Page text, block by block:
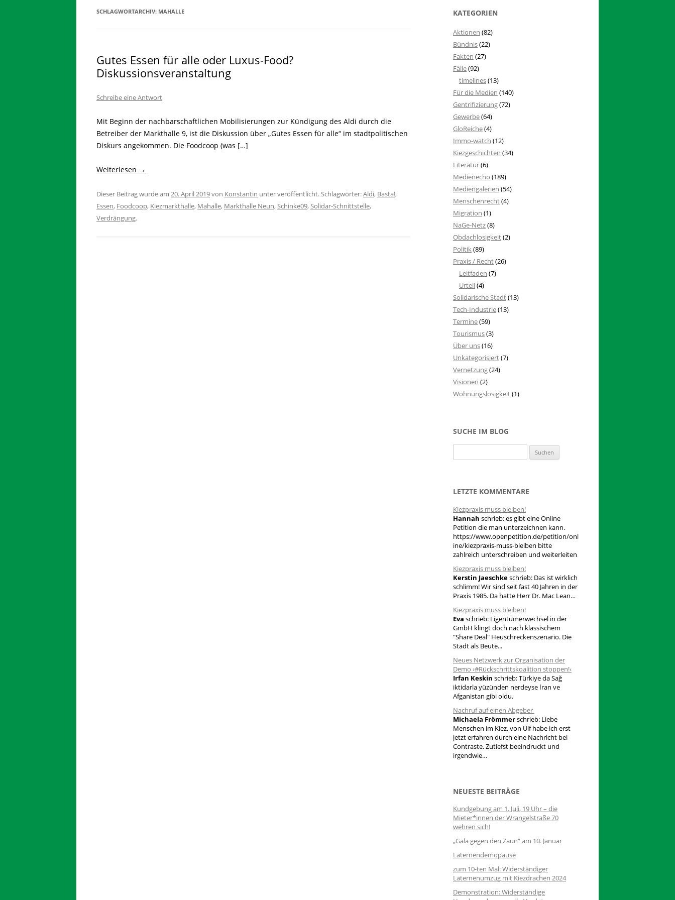
SCHLAGWORTARCHIV: MAHALLE
Gutes Essen für alle oder Luxus-Food?
Diskussionsveranstaltung
Schreibe eine Antwort
Mit Beginn der nachbarschaftlichen Mobilisierungen zur Kündigung des Aldi durch die
Betreiber der Markthalle 9, ist die Diskussion über „Gutes Essen für alle“ im stadtpolitischen
Diskurs angekommen. Die Foodcoop (was […]
Weiterlesen →
Dieser Beitrag wurde am 20. April 2019von Konstantin unter veröffentlicht. Schlagwörter:Aldi, Basta!,
Essen, Foodcoop, Kiezmarkthalle, Mahalle, Markthalle Neun,Schinke09,Solidar-Schnittstelle,
Verdrängung.
KATEGORIEN
Aktionen (82)
Bündnis(22)
Fakten (27)
Fälle(92)
timelines(13)
Für die Medien (140)
Gentrifizierung(72)
Gewerbe(64)
GloReiche(4)
Immo-watch (12)
Kiezgeschichten (34)
Literatur(6)
Medienecho (189)
Mediengalerien (54)
Menschenrecht(4)
Migration (1)
NaGe-Netz(8)
Obdachlosigkeit(2)
Politik(89)
Praxis / Recht(26)
Leitfaden (7)
Urteil(4)
Solidarische Stadt(13)
Tech-Industrie(13)
Termine(59)
Tourismus(3)
Über uns(16)
Unkategorisiert(7)
Vernetzung(24)
Visionen (2)
Wohnungslosigkeit(1)
SUCHE IM BLOG
u
n
n
a
c
h
:
LETZTE KOMMENTARE
Kiezpraxis muss bleiben!
Hannah schrieb:es gibt eine Online
Petition die man unterzeichnen kann.
https://www.openpetition.de/petition/onl
ine/kiezpraxis-muss-bleiben bitte
zahlreich unterschreiben und weiterleiten
Kiezpraxis muss bleiben!
Kerstin Jaeschkeschrieb: Das ist wirklich
schlimm! Wir sind seit fast 40 Jahren in der
Praxis 1985. Da hatte Herr Dr. Mac Lean…
Kiezpraxis muss bleiben!
Eva schrieb: Eigentümerwechsel in der
GmbH klingt doch nach klassischem
"Share Deal" Heuschreckenszenario. Die
Stadt als Beute...
Neues Netzwerk zur Organisation der
Demo ›#Rückschrittskoalition stoppen!‹
Irfan Keskin schrieb:Türkiye da Sağ
iktidarla yüzünden nerdeyse İran ve
Afganistan gibi oldu.
Nachruf auf einen Abgeber
Michaela Frömmerschrieb: Liebe
Menschen im Kiez, von Ulf habe ich erst
jetzt erfahren durch eine Nachricht bei
Contraste. Zutiefst beeindruckt und
irgendwie…
NEUESTE BEITRÄGE
Kundgebung am 1. Juli, 19 Uhr – die
Mieter*innen der Wrangelstraße 70
wehren sich!
„Gala gegen den Zaun“ am 10. Januar
Laternendemopause
zum 10-ten Mal: Widerständiger
Laternenumzug mit Kiezdrachen 2024
Demonstration: Widerständige